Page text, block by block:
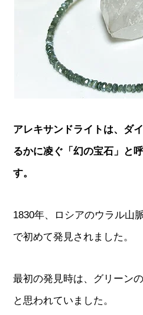
アレキサンドライトは、ダ
るかに凌ぐ「幻の宝石」と
す。
1830年、ロシアのウラル山
で初めて発見されました。
最初の発見時は、グリーン
と思われていました。